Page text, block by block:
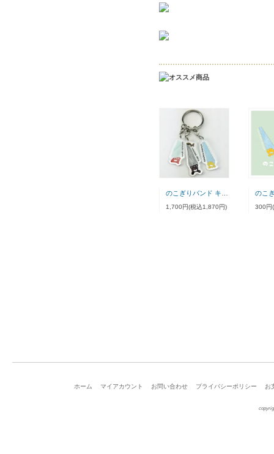
1,700円(税込1,870円) 300円
ホーム マイアカウント お問い合わせ プライバシーポリシー お